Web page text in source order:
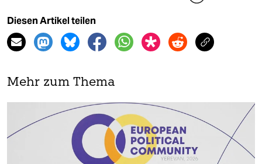
Diesen Artikel teilen
Mehr zum Thema